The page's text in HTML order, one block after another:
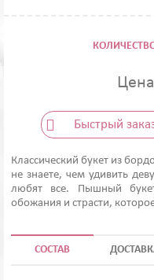
Быстрый
Классический букет из
не знаете, чем удивить
любят все. Пышный
обожания и страсти,
СОСТАВ